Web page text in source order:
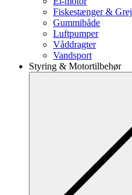
Fiskestænger & Grej
Gummibåde
Luftpumper
Våddragter
Vandsport
Styring & Motortilbehør